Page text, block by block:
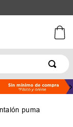
puma